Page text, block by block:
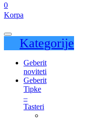
0
Korpa
Kategorije
Geberit
noviteti
Geberit
Tipke
–
Tasteri